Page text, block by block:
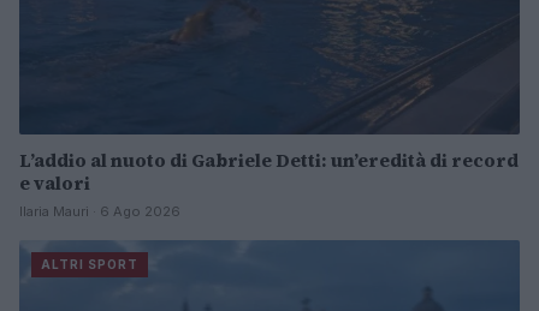
L’addio al nuoto di Gabriele Detti: un’eredità di record
e valori
Ilaria Mauri · 6 Ago 2026
ALTRI SPORT